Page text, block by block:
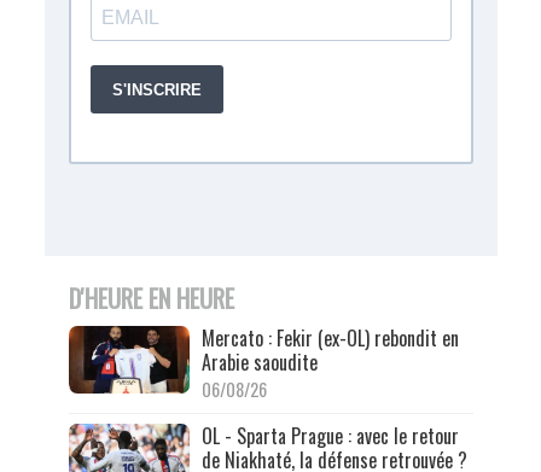
D'HEURE EN HEURE
Mercato : Fekir (ex-OL) rebondit en
Arabie saoudite
06/08/26
OL - Sparta Prague : avec le retour
de Niakhaté, la défense retrouvée ?